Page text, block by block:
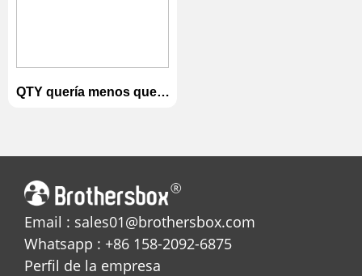
QTY quería menos que
Email : sales01@brothersbox.com
Whatsapp : +86 158-2092-6875
Perfil de la empresa